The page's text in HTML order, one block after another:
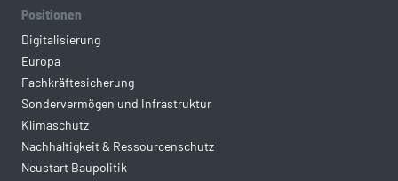
Positionen
Digitalisierung
Europa
Fachkräftesicherung
Sondervermögen und Infrastruktur
Klimaschutz
Nachhaltigkeit & Ressourcenschutz
Neustart Baupolitik